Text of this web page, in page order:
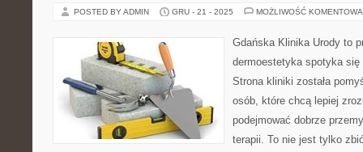
POSTED BY ADMIN GRU - 21 - 2025 MOŻLIWOŚĆ
Gdańska Klinika Urody to
dermoestetyka spotyka
Strona kliniki została
osób, które chcą lepiej
podejmować dobrze
terapii. To nie jest tylko